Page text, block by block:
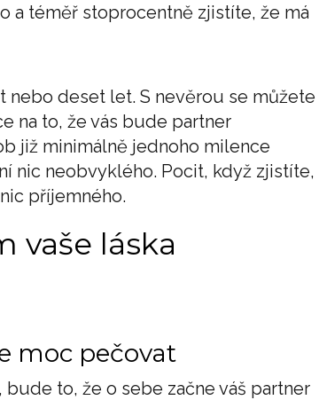
a téměř stoprocentně zjistíte, že má
nebo deset let. S nevěrou se můžete
na to, že vás bude partner
již minimálně jednoho milence
nic neobvyklého. Pocit, když zjistíte,
příjemného.
vaše láska
moc pečovat
to, že o sebe začne váš partner